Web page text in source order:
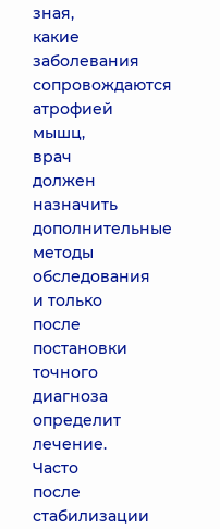
зная,
какие
заболевания
сопровождаются
атрофией
мышц,
врач
должен
назначить
дополнительные
методы
обследования
и только
после
постановки
точного
диагноза
определит
лечение.
Часто
после
стабилизации